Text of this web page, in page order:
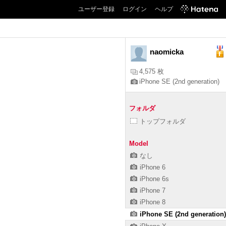
ユーザー登録 ログイン ヘルプ
naomicka
4,575 枚
iPhone SE (2nd generation)
フォルダ
トップフォルダ
Model
なし
iPhone 6
iPhone 6s
iPhone 7
iPhone 8
iPhone SE (2nd generation)